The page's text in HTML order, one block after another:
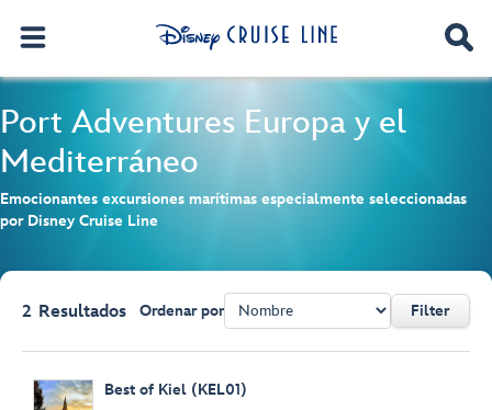
Port Adventures Europa y el
Mediterráneo
Emocionantes excursiones marítimas especialmente seleccionadas
por Disney Cruise Line
2 Resultados Ordenar por Filter
Best of Kiel (KEL01)